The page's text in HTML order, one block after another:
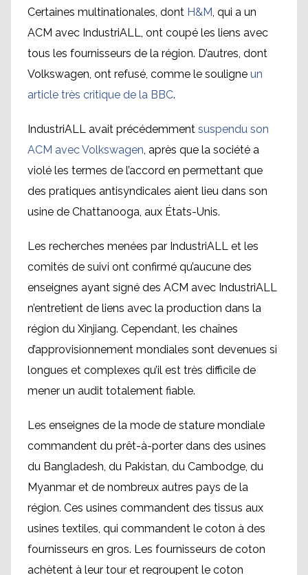
Certaines multinationales, dont H&M, qui a un
ACM avec IndustriALL, ont coupé les liens avec
tous les fournisseurs de la région. D’autres, dont
Volkswagen, ont refusé, comme le souligne un
article très critique de la BBC.
IndustriALL avait précédemment suspendu son
ACM avec Volkswagen, après que la société a
violé les termes de l’accord en permettant que
des pratiques antisyndicales aient lieu dans son
usine de Chattanooga, aux États-Unis.
Les recherches menées par IndustriALL et les
comités de suivi ont confirmé qu’aucune des
enseignes ayant signé des ACM avec IndustriALL
n’entretient de liens avec la production dans la
région du Xinjiang. Cependant, les chaînes
d’approvisionnement mondiales sont devenues si
longues et complexes qu’il est très difficile de
mener un audit totalement fiable.
Les enseignes de la mode de stature mondiale
commandent du prêt-à-porter dans des usines
du Bangladesh, du Pakistan, du Cambodge, du
Myanmar et de nombreux autres pays de la
région. Ces usines commandent des tissus aux
usines textiles, qui commandent le coton à des
fournisseurs en gros. Les fournisseurs de coton
achètent à leur tour et regroupent le coton